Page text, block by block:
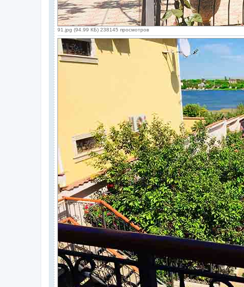
91.jpg (94.99 КБ) 238145 просмотров